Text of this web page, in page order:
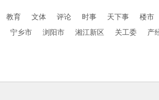
教育 文体 评论 时事 天下事 楼市
宁乡市 浏阳市 湘江新区 关工委 产